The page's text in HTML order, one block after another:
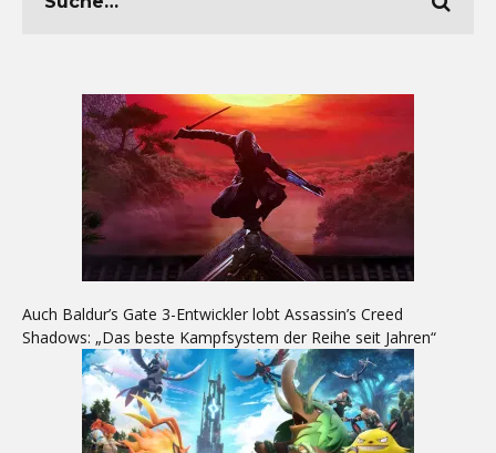
Auch Baldur’s Gate 3-Entwickler lobt Assassin’s Creed
Shadows: „Das beste Kampfsystem der Reihe seit Jahren“